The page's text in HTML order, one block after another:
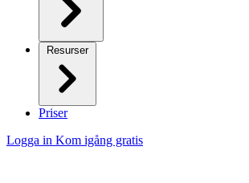
Resurser
Priser
Logga in Kom igång gratis